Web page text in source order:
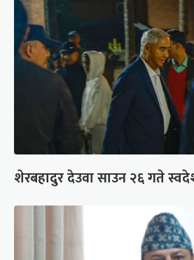
शेरबहादुर देउवा साउन २६ गते